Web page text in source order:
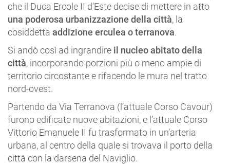
che il Duca Ercole II d’Este decise di mettere in atto
una poderosa urbanizzazione della città, la
cosiddetta addizione erculea o terranova.
Si andò così ad ingrandire il nucleo abitato della
città, incorporando porzioni più o meno ampie di
territorio circostante e rifacendo le mura nel tratto
nord-ovest.
Partendo da Via Terranova (l’attuale Corso Cavour)
furono edificate nuove abitazioni, e l’attuale Corso
Vittorio Emanuele II fu trasformato in un’arteria
urbana, al centro della quale si trovava il porto della
città con la darsena del Naviglio.